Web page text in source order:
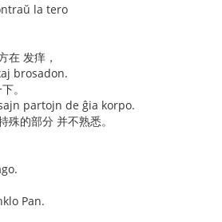
la tero
在 发痒，
brosadon.
。
partojn de ĝia korpo.
殊的部分 并不熟悉。
Pan.